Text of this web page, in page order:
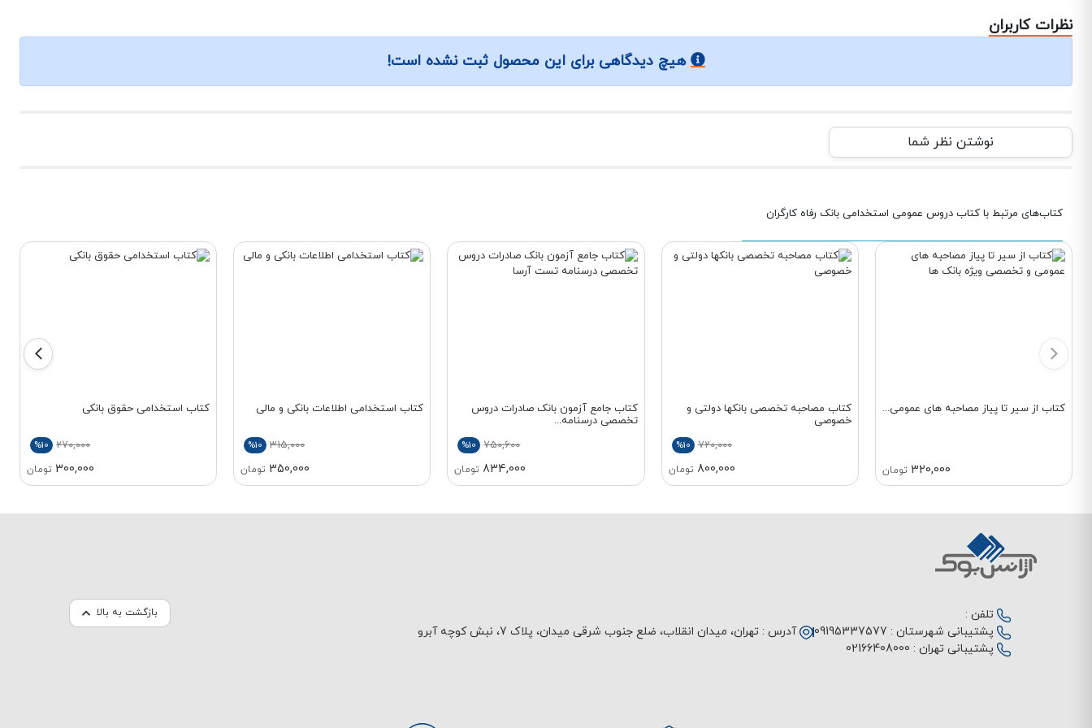
نظرات کاربران
هیچ دیدگاهی برای این محصول ثبت نشده است!
نوشتن نظر شما
کتاب‌های مرتبط با کتاب دروس عمومی استخدامی بانک رفاه کارگران
کتاب از سیر تا پیاز مصاحبه های عمومی...
320,000 تومان
کتاب مصاحبه تخصصی بانکها دولتی و
خصوصی
720,000
%10
800,000 تومان
کتاب جامع آزمون بانک صادرات دروس
تخصصی درسنامه...
750,600
%10
834,000 تومان
کتاب استخدامی اطلاعات بانکی و مالی
315,000
%10
350,000 تومان
کتاب استخدامی حقوق بانکی
270,000
%10
300,000 تومان
بازگشت به بالا
تلفن :
پشتیبانی شهرستان : 09195337577
پشتیبانی تهران : 02166408000
آدرس : تهران، میدان انقلاب، ضلع جنوب شرقی میدان، پلاک 7، نبش کوچه آبرو